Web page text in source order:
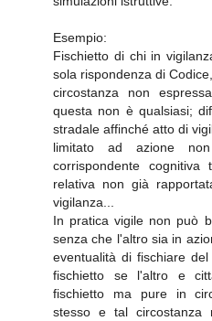
Esempio:
Fischietto di chi in
sola rispondenza di
circostanza non
questa non è qualsiasi;
stradale affinché atto di
limitato ad azione
corrispondente
relativa non già
vigilanza...
In pratica vigile non può
senza che l'altro sia in
eventualità di fischiare
fischietto se l'altro e
fischietto ma pure in
stesso e tal circostanza